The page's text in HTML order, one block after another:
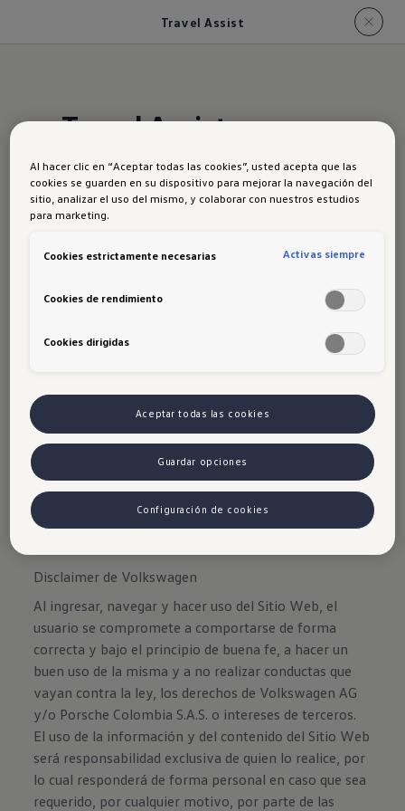
Travel Assist
Travel Assist
El asistente de mantenimiento de carril
te permite conducir de manera más
mantiene en el carril, ajusta la velocidad
mantiene una distancia segura con el
Disclaimer de Volkswagen
Al ingresar, navegar y hacer uso del Sitio Web, el
usuario se compromete a comportarse de forma
correcta y bajo el principio de buena fe, a hacer un
buen uso de la misma y a no realizar conductas que
vayan contra la ley, los derechos de Volkswagen AG
y/o Porsche Colombia S.A.S. o intereses de terceros.
El uso de la información y del contenido del Sitio Web
será responsabilidad exclusiva de quien lo realice, por
lo cual responderá de forma personal en caso que sea
requerido, por cualquier motivo, por parte de las
Al hacer clic en “Aceptar todas las cookies”, usted acepta que las
cookies se guarden en su dispositivo para mejorar la navegación del
sitio, analizar el uso del mismo, y colaborar con nuestros estudios
para marketing.
Cookies estrictamente necesarias Activas siempre
Cookies de rendimiento
Cookies dirigidas
Aceptar todas las cookies
Guardar opciones
Configuración de cookies